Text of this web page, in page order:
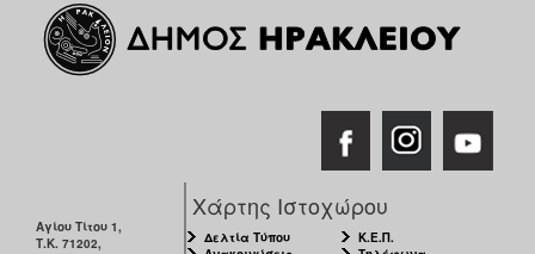
Αγίου Τίτου 1,
Τ.Κ. 71202,
Χάρτης Ιστοχώρου
Δελτία Τύπου
Κ.Ε.Π.